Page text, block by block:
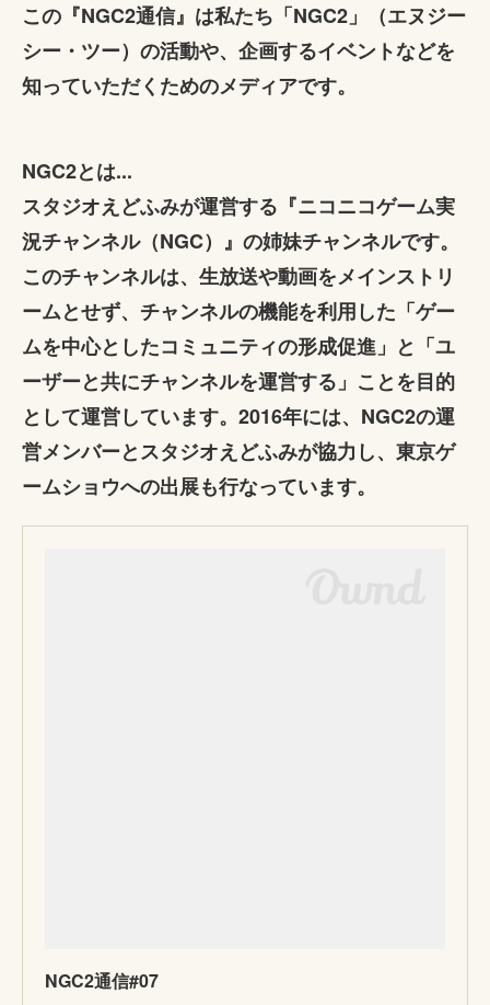
この『NGC2通信』は私たち「NGC2」（エヌジー
シー・ツー）の活動や、企画するイベントなどを
知っていただくためのメディアです。
NGC2とは...
スタジオえどふみが運営する『ニコニコゲーム実
況チャンネル（NGC）』の姉妹チャンネルです。
このチャンネルは、生放送や動画をメインストリ
ームとせず、チャンネルの機能を利用した「ゲー
ムを中心としたコミュニティの形成促進」と「ユ
ーザーと共にチャンネルを運営する」ことを目的
として運営しています。2016年には、NGC2の運
営メンバーとスタジオえどふみが協力し、東京ゲ
ームショウへの出展も行なっています。
NGC2通信#07